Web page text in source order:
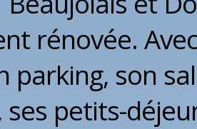
rénovée.
parking, son
ses petits-